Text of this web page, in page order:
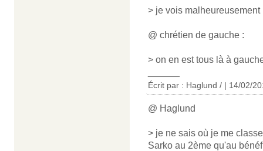
> je vois
@ chrétien de gauche :
> on en est tous là à
Écrit par : Haglund / | 14/02/
@ Haglund
> je ne sais où je me
Sarko au 2ème qu'au